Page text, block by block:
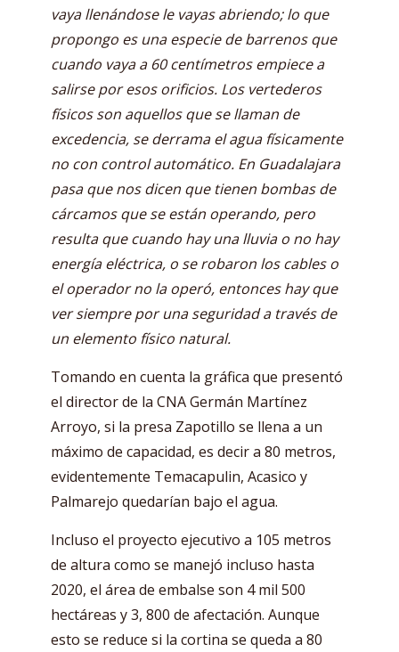
vaya llenándose le vayas abriendo; lo que
propongo es una especie de barrenos que
cuando vaya a 60 centímetros empiece a
salirse por esos orificios. Los vertederos
físicos son aquellos que se llaman de
excedencia, se derrama el agua físicamente
no con control automático. En Guadalajara
pasa que nos dicen que tienen bombas de
cárcamos que se están operando, pero
resulta que cuando hay una lluvia o no hay
energía eléctrica, o se robaron los cables o
el operador no la operó, entonces hay que
ver siempre por una seguridad a través de
un elemento físico natural.
Tomando en cuenta la gráfica que presentó
el director de la CNA Germán Martínez
Arroyo, si la presa Zapotillo se llena a un
máximo de capacidad, es decir a 80 metros,
evidentemente Temacapulin, Acasico y
Palmarejo quedarían bajo el agua.
Incluso el proyecto ejecutivo a 105 metros
de altura como se manejó incluso hasta
2020, el área de embalse son 4 mil 500
hectáreas y 3, 800 de afectación. Aunque
esto se reduce si la cortina se queda a 80